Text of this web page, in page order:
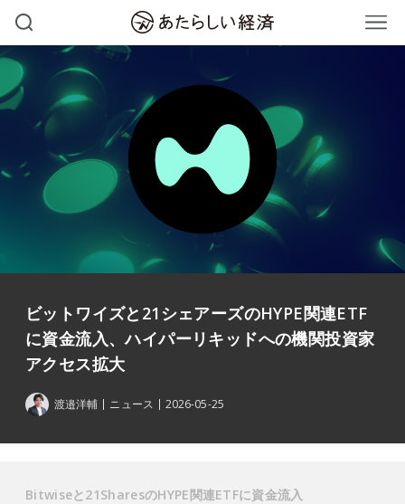
ビットワイズと21シェアーズのHYPE関連ETF
に資金流入、ハイパーリキッドへの機関投資家
アクセス拡大
渡邉洋輔 ニュース 2026-05-25
Bitwiseと21SharesのHYPE関連ETFに資金流入